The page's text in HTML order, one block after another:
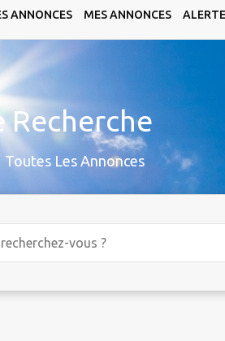
ANNONCES MES ANNONCES
Recherche
Toutes Les Annonces